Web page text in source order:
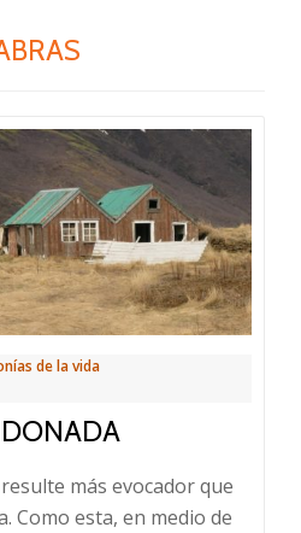
de la vida
más evocador que
Como esta, en medio de